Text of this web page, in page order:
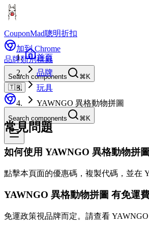
CouponMad聰明折扣
加到 Chrome
品牌類別標籤
Search components
⌘K
🇹🇼
Search components ⌘K
首頁
品牌
玩具
YAWNGO 異格動物拼圖
常見問題
如何使用 YAWNGO 異格動物拼
點擊本頁面的優惠碼，複製代碼，並在
YAWNGO 異格動物拼圖 有免運
免運政策視品牌而定。請查看